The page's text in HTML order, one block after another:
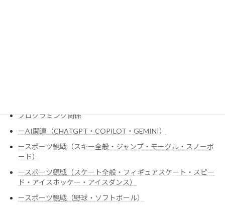
プログラミング関係
ーAI関連（CHATGPT・COPILOT・GEMINI）
ースポーツ観戦（スキー全般・ジャンプ・モーグル・スノーボ
ード）
ースポーツ観戦（スケート全般・フィギュアスケート・スピー
ド・アイスホッケー・アイスダンス）
ースポーツ観戦（野球・ソフトボール）